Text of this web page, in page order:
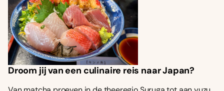
Droom jij van een culinaire reis naar Japan?